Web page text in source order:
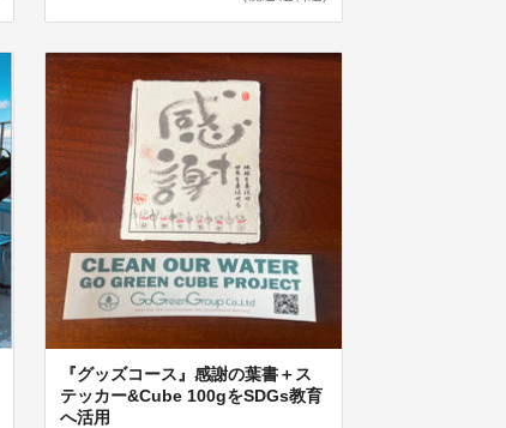
『グッズコース』感謝の葉書＋ス
テッカー&Cube 100gをSDGs教育
へ活用